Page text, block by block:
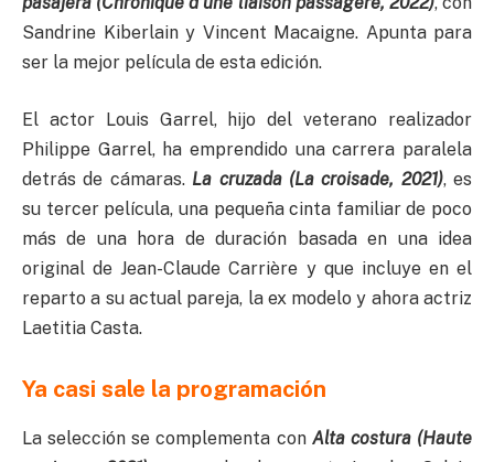
Sandrine Kiberlain y Vincent Macaigne. Apunta para
ser la mejor película de esta edición.
El actor Louis Garrel, hijo del veterano realizador
Philippe Garrel, ha emprendido una carrera paralela
detrás de cámaras. La cruzada (La croisade, 2021), es
su tercer película, una pequeña cinta familiar de poco
más de una hora de duración basada en una idea
original de Jean-Claude Carrière y que incluye en el
reparto a su actual pareja, la ex modelo y ahora actriz
Laetitia Casta.
Ya casi sale la programación
La selección se complementa con Alta costura (Haute